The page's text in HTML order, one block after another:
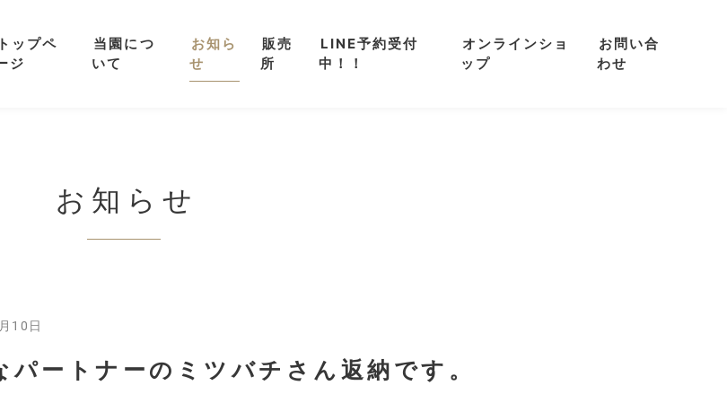
トップペ
ジ
当園につ
いて
お知ら
せ
販売
所
LINE予約受付
中！！
オンラインショ
ップ
お問い合
わせ
お知らせ
10日
パートナーのミツバチさん返納です。